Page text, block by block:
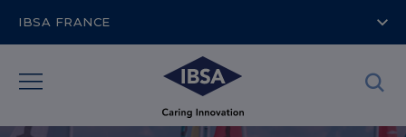
IBSA FRANCE